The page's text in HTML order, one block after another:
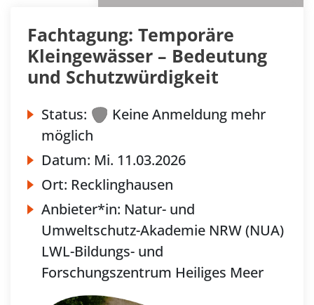
Fachtagung: Temporäre
Kleingewässer – Bedeutung
und Schutzwürdigkeit
Status:
Keine Anmeldung mehr
möglich
Datum: Mi. 11.03.2026
Ort: Recklinghausen
Anbieter*in: Natur- und
Umweltschutz-Akademie NRW (NUA)
LWL-Bildungs- und
Forschungszentrum Heiliges Meer